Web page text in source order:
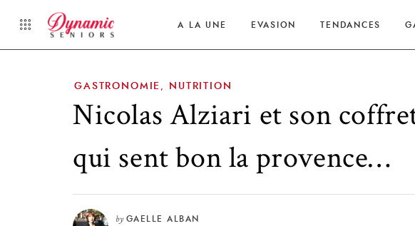
A LA UNE EVASION TENDANCES
GASTRONOMIE NUTRITION
Nicolas Alziari et son
qui sent bon la provence…
by GAELLE ALBAN